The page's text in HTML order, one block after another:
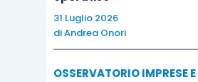
31 Luglio 2026
diAndrea Onori
OSSERVATORIO IMPRESE E